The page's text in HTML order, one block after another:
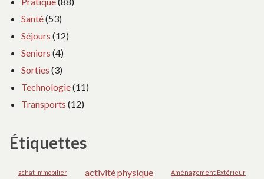
Santé(53)
Séjours (12)
Seniors (4)
Sorties (3)
Technologie(11)
Transports (12)
Étiquettes
achat immobilier activité physique Aménagement Extérieur